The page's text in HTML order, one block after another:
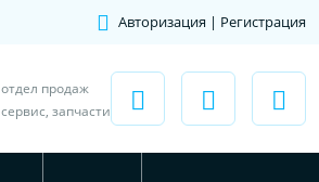
Авторизация | Регистрация
отдел продаж
сервис, запчасти